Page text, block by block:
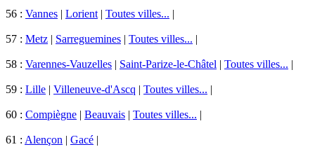
56 : Vannes | Lorient | Toutes villes... |
57 : Metz | Sarreguemines | Toutes villes... |
58 : Varennes-Vauzelles | Saint-Parize-le-Châtel | Toutes villes... |
59 : Lille | Villeneuve-d'Ascq | Toutes villes... |
60 : Compiègne | Beauvais | Toutes villes... |
61 : Alençon | Gacé |